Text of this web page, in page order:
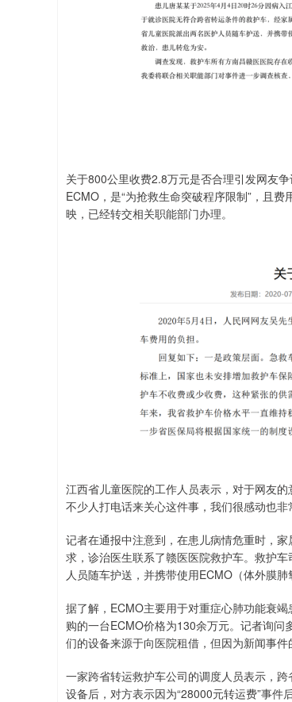
关于800公里收费2.8万元是否合理引发网友
ECMO，是“为抢救生命突破程序限制”，且
映，已经转交相关职能部门办理。
江西省儿童医院的工作人员表示，对于网友
不少人打电话来关心这件事，我们很感动也
记者在通报中注意到，在患儿病情危重时，
求，诊治医生联系了赣医医院救护车。救护
人员随车护送，并携带使用ECMO（体外膜肺
据了解，ECMO主要用于对重症心肺功能衰
购的一台ECMO价格为130余万元。记者询
们的设备来源于向医院租借，但因为新闻事件
一家跨省转运救护车公司的调度人员表示，
设备后，对方表示因为“28000元转运费”事